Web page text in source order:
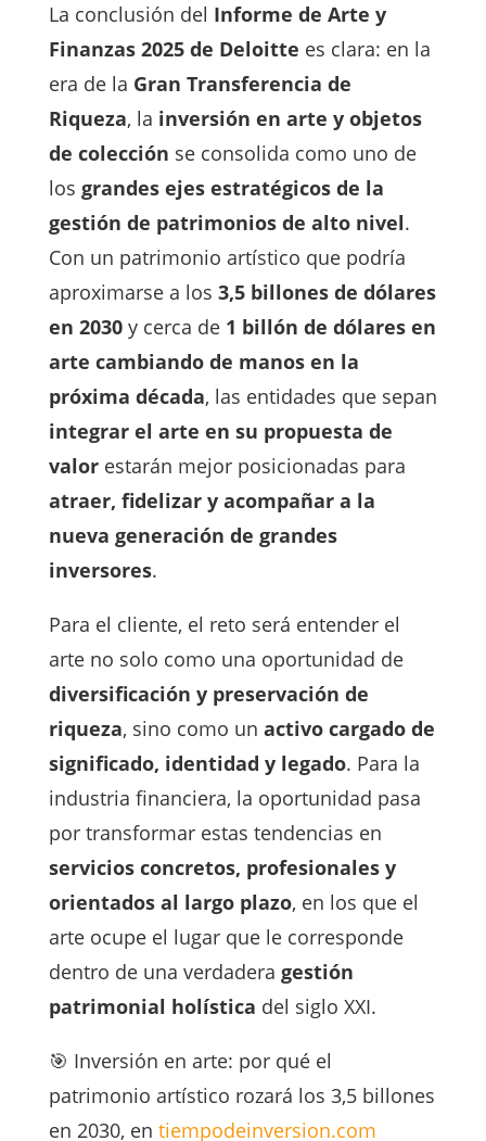
La conclusión del Informe de Arte y
Finanzas 2025 de Deloitte es clara: en la
era de la Gran Transferencia de
Riqueza, la inversión en arte y objetos
de colección se consolida como uno de
los grandes ejes estratégicos de la
gestión de patrimonios de alto nivel.
Con un patrimonio artístico que podría
aproximarse a los 3,5 billones de dólares
en 2030y cerca de 1 billón de dólares en
arte cambiando de manos en la
próxima década, las entidades que sepan
integrar el arte en su propuesta de
valorestarán mejor posicionadas para
atraer, fidelizar y acompañar a la
nueva generación de grandes
inversores.
Para el cliente, el reto será entender el
arte no solo como una oportunidad de
diversificación y preservación de
riqueza, sino como un activo cargado de
significado, identidad y legado. Para la
industria financiera, la oportunidad pasa
por transformar estas tendencias en
servicios concretos, profesionales y
orientados al largo plazo, en los que el
arte ocupe el lugar que le corresponde
dentro de una verdadera gestión
patrimonial holística del siglo XXI.
🎯 Inversión en arte: por qué el
patrimonio artístico rozará los 3,5 billones
en 2030, en tiempodeinversion.com